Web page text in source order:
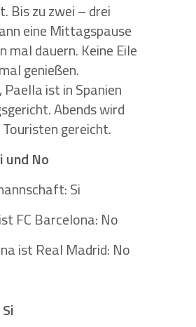
Bis zu zwei – drei
eine Mittagspause
mal dauern. Keine Eile
genießen.
Paella ist in Spanien
Abends wird
Touristen gereicht.
und No
Si
FC Barcelona: No
ist Real Madrid: No